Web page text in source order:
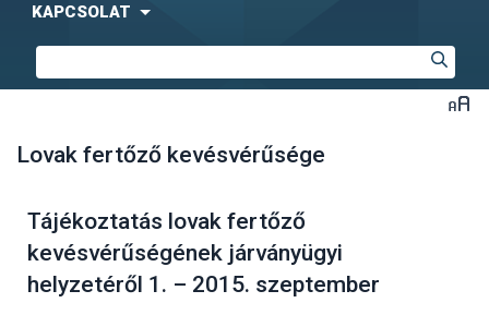
KAPCSOLAT
Lovak fertőző kevésvérűsége
Tájékoztatás lovak fertőző
kevésvérűségének járványügyi
helyzetéről 1. – 2015. szeptember